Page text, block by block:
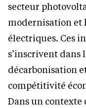
secteur
modernisation et
électriques. Ces
s’inscrivent dans
décarbonisation
compétitivité
Dans un